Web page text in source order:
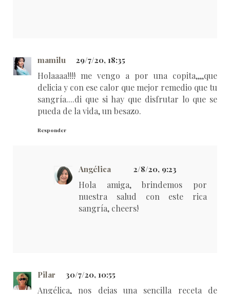
mamilu 29/7/20, 18:35
Holaaaa!!!! me vengo a por una copita,,,,que
delicia y con ese calor que mejor remedio que tu
sangría....di que si hay que disfrutar lo que se
pueda de la vida, un besazo.
Responder
Angélica 2/8/20, 9:23
Hola amiga, brindemos por
nuestra salud con este rica
sangría, cheers!
Pilar 30/7/20, 10:55
Angélica, nos dejas una sencilla receta de